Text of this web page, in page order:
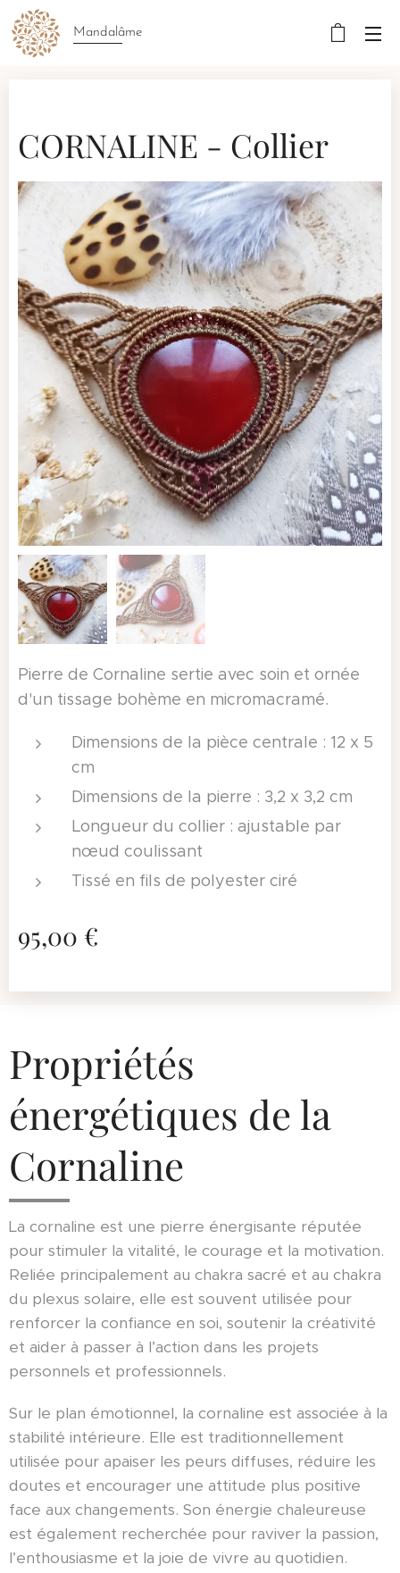
Mandalâme
CORNALINE - Collier
Pierre de Cornaline sertie avec soin et ornée
d'un tissage bohème en micromacramé.
Dimensions de la pièce centrale : 12 x 5
cm
Dimensions de la pierre : 3,2 x 3,2 cm
Longueur du collier : ajustable par
nœud coulissant
Tissé en fils de polyester ciré
95,00 €
Propriétés
énergétiques de la
Cornaline
La cornaline est une pierre énergisante réputée
pour stimuler la vitalité, le courage et la motivation.
Reliée principalement au chakra sacré et au chakra
du plexus solaire, elle est souvent utilisée pour
renforcer la confiance en soi, soutenir la créativité
et aider à passer à l’action dans les projets
personnels et professionnels.
Sur le plan émotionnel, la cornaline est associée à la
stabilité intérieure. Elle est traditionnellement
utilisée pour apaiser les peurs diffuses, réduire les
doutes et encourager une attitude plus positive
face aux changements. Son énergie chaleureuse
est également recherchée pour raviver la passion,
l’enthousiasme et la joie de vivre au quotidien.